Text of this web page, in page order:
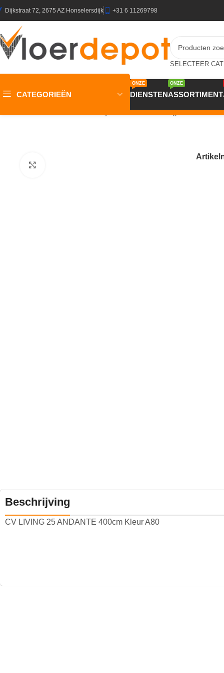
Dijkstraat 72, 2675 AZ Honselersdijk +31 6 11269798
CATEGORIEËN DIENSTEN
ONZE
ASSORTIMENT
ONZE
cv vloerbedekking/CV LIVING
Beschrijving
CV LIVING 25 ANDANTE 400cm Kleur A80